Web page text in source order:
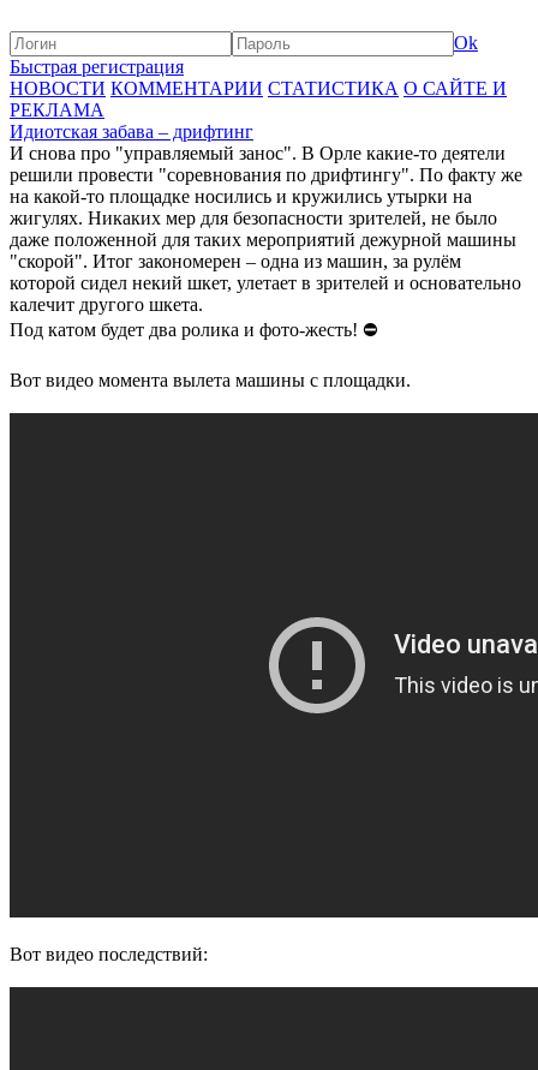
Ok
Быстрая регистрация
НОВОСТИ КОММЕНТАРИИ СТАТИСТИКА О САЙТЕ И
РЕКЛАМА
Идиотская забава – дрифтинг
И снова про "управляемый занос". В Орле какие-то деятели
решили провести "соревнования по дрифтингу". По факту же
на какой-то площадке носились и кружились утырки на
жигулях. Никаких мер для безопасности зрителей, не было
даже положенной для таких мероприятий дежурной машины
"скорой". Итог закономерен – одна из машин, за рулём
которой сидел некий шкет, улетает в зрителей и основательно
калечит другого шкета.
Под катом будет два ролика и фото-жесть! ⛔️
Вот видео момента вылета машины с площадки.
Вот видео последствий: